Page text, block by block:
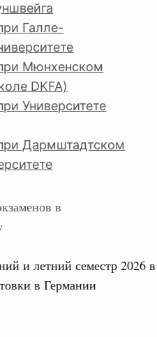
Галле-
Мюнхенском
DKFA)
Университете
Дармштадтском
в
и летний семестр 2026 в
в Германии